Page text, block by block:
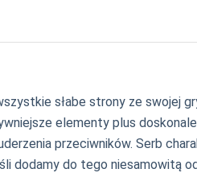
słabe strony ze swojej
elementy plus
przeciwników. Serb
dodamy do tego niesamowitą